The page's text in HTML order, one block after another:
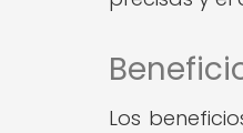
Los